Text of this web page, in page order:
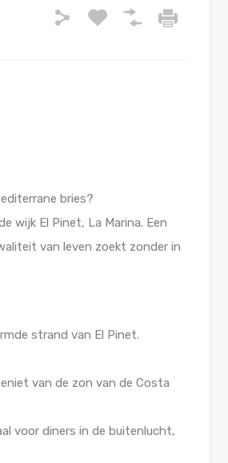
bries?
wijk El Pinet, La Marina. Een
van leven zoekt zonder in
strand van El Pinet.
van de zon van de Costa
voor diners in de buitenlucht,